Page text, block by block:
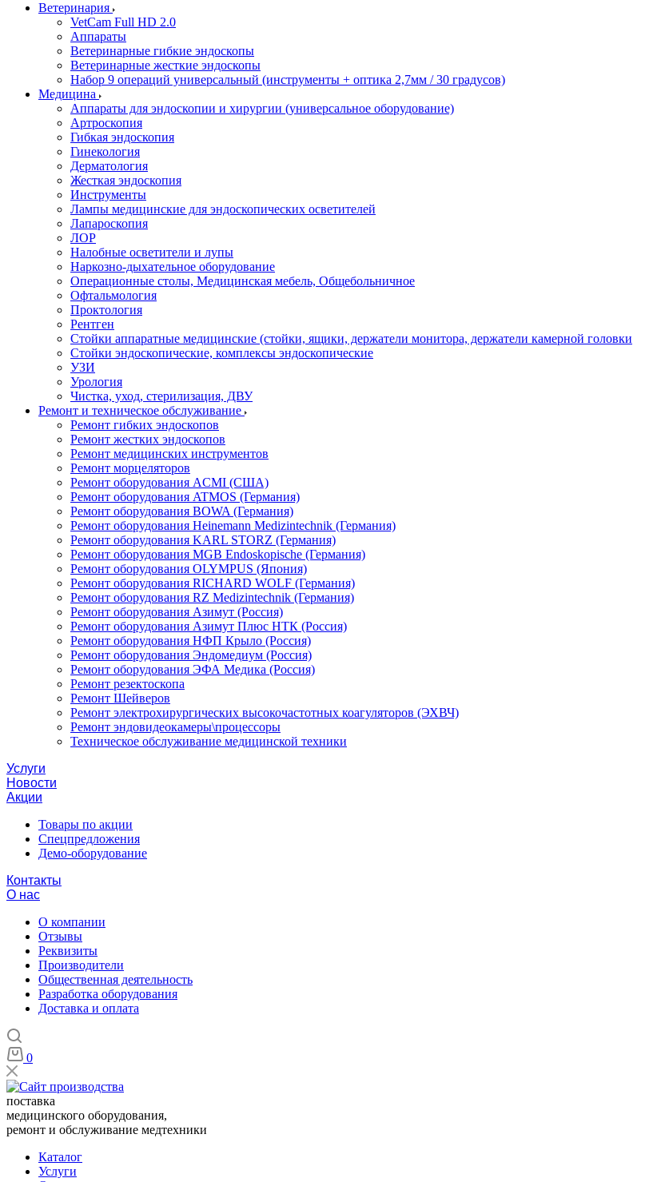
Ветеринария
VetCam Full HD 2.0
Аппараты
Ветеринарные гибкие эндоскопы
Ветеринарные жесткие эндоскопы
Набор 9 операций универсальный (инструменты + оптика 2,7мм / 30 градусов)
Медицина
Аппараты для эндоскопии и хирургии (универсальное оборудование)
Артроскопия
Гибкая эндоскопия
Гинекология
Дерматология
Жесткая эндоскопия
Инструменты
Лампы медицинские для эндоскопических осветителей
Лапароскопия
ЛОР
Налобные осветители и лупы
Наркозно-дыхательное оборудование
Операционные столы, Медицинская мебель, Общебольничное
Офтальмология
Проктология
Рентген
Стойки аппаратные медицинские (стойки, ящики, держатели монитора, держатели камерной головки
Стойки эндоскопические, комплексы эндоскопические
УЗИ
Урология
Чистка, уход, стерилизация, ДВУ
Ремонт и техническое обслуживание
Ремонт гибких эндоскопов
Ремонт жестких эндоскопов
Ремонт медицинских инструментов
Ремонт морцеляторов
Ремонт оборудования ACMI (США)
Ремонт оборудования ATMOS (Германия)
Ремонт оборудования BOWA (Германия)
Ремонт оборудования Heinemann Medizintechnik (Германия)
Ремонт оборудования KARL STORZ (Германия)
Ремонт оборудования MGB Endoskopische (Германия)
Ремонт оборудования OLYMPUS (Япония)
Ремонт оборудования RICHARD WOLF (Германия)
Ремонт оборудования RZ Medizintechnik (Германия)
Ремонт оборудования Азимут (Россия)
Ремонт оборудования Азимут Плюс НТК (Россия)
Ремонт оборудования НФП Крыло (Россия)
Ремонт оборудования Эндомедиум (Россия)
Ремонт оборудования ЭФА Медика (Россия)
Ремонт резектоскопа
Ремонт Шейверов
Ремонт электрохирургических высокочастотных коагуляторов (ЭХВЧ)
Ремонт эндовидеокамеры\процессоры
Техническое обслуживание медицинской техники
Услуги
Новости
Акции
Товары по акции
Спецпредложения
Демо-оборудование
Контакты
О нас
О компании
Отзывы
Реквизиты
Производители
Общественная деятельность
Разработка оборудования
Доставка и оплата
0
поставка
медицинского оборудования,
ремонт и обслуживание медтехники
Каталог
Услуги